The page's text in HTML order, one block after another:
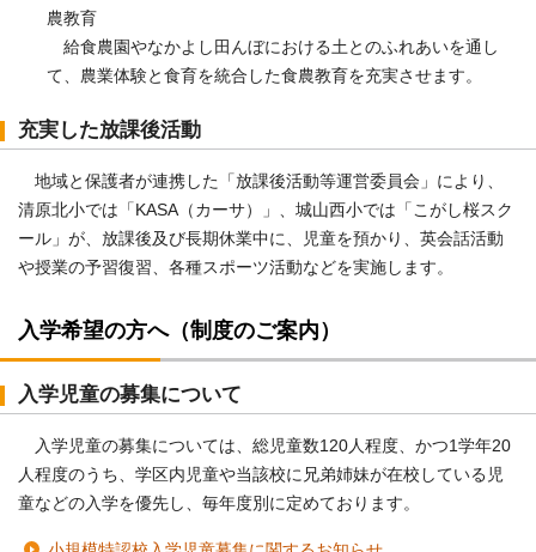
農教育
給食農園やなかよし田んぼにおける土とのふれあいを通し
て、農業体験と食育を統合した食農教育を充実させます。
充実した放課後活動
地域と保護者が連携した「放課後活動等運営委員会」により、
清原北小では「KASA（カーサ）」、城山西小では「こがし桜スク
ール」が、放課後及び長期休業中に、児童を預かり、英会話活動
や授業の予習復習、各種スポーツ活動などを実施します。
入学希望の方へ（制度のご案内）
入学児童の募集について
入学児童の募集については、総児童数120人程度、かつ1学年20
人程度のうち、学区内児童や当該校に兄弟姉妹が在校している児
童などの入学を優先し、毎年度別に定めております。